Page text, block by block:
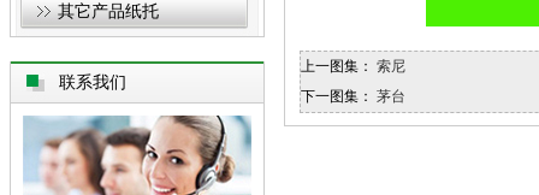
其它产品纸托
联系我们
上一图集： 索尼
下一图集： 茅台